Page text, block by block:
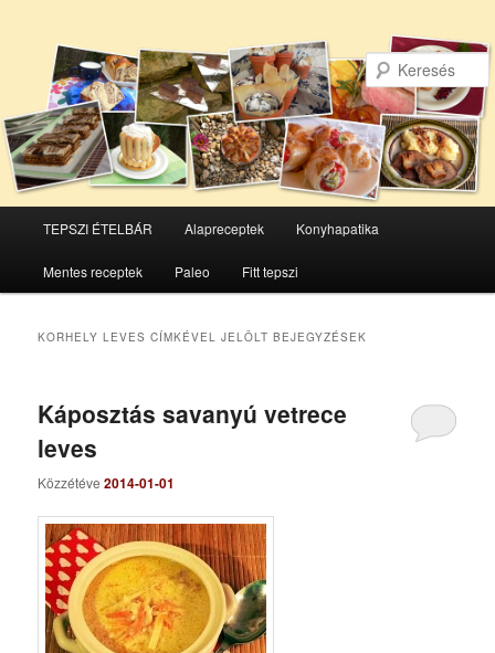
Tovább
az
Tovább
a
TEPSZI ÉTELBÁR Alapreceptek Konyhapatika
Mentes receptek Paleo Fitt tepszi
KORHELY LEVES CÍMKÉVEL JELÖLT BEJEGYZÉSEK
Káposztás savanyú vetrece
leves
Közzétéve2014-01-01